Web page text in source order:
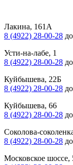
Лакина, 161А
8 (4922) 28-00-28
Усти-на-лабе, 1
8 (4922) 28-00-28
Куйбышева, 22Б
8 (4922) 28-00-28
Куйбышева, 66
8 (4922) 28-00-28
Соколова-
8 (4922) 28-00-28
Московское шоссе,